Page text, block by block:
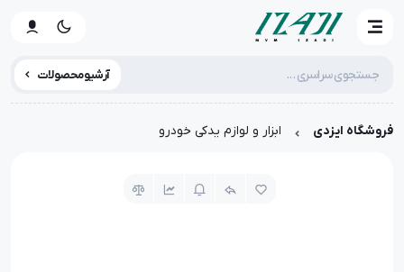
آرشیو محصولات
فروشگاه ایزدی ابزار و لوازم یدکی خودرو